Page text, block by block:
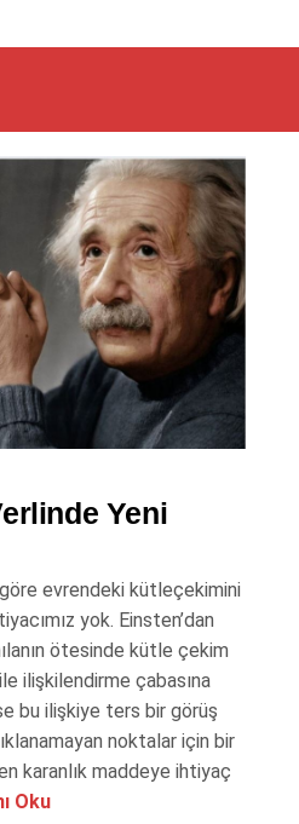
Yeni
evrendeki kütleçekimini
yok. Einsten’dan
ötesinde kütle çekim
ilişkilendirme çabasına
bu ilişkiye ters bir görüş
noktalar için bir
karanlık maddeye ihtiyaç
Oku